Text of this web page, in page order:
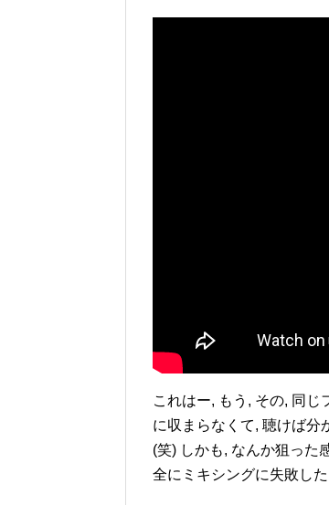
これはー, もう, その, 同じ
に収まらなくて, 聴けば分
(笑) しかも, なんか狙った
全にミキシングに失敗し